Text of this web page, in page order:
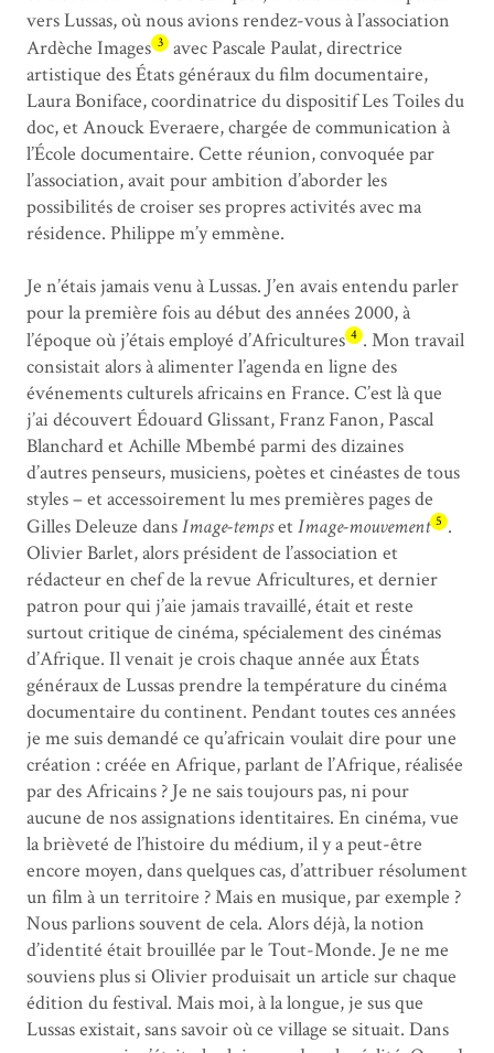
vers Lussas, où nous avions rendez-vous à l’association
Ardèche Images 3
avec Pascale Paulat, directrice
artistique des États généraux du film documentaire,
Laura Boniface, coordinatrice du dispositif Les Toiles du
doc, et Anouck Everaere, chargée de communication à
l’École documentaire. Cette réunion, convoquée par
l’association, avait pour ambition d’aborder les
possibilités de croiser ses propres activités avec ma
résidence. Philippe m’y emmène.
Je n’étais jamais venu à Lussas. J’en avais entendu parler
pour la première fois au début des années 2000, à
l’époque où j’étais employé d’Africultures 4 . Mon travail
consistait alors à alimenter l’agenda en ligne des
événements culturels africains en France. C’est là que
j’ai découvert Édouard Glissant, Franz Fanon, Pascal
Blanchard et Achille Mbembé parmi des dizaines
d’autres penseurs, musiciens, poètes et cinéastes de tous
styles – et accessoirement lu mes premières pages de
Gilles Deleuze dansImage-tempsetImage-mouvement 5 .
Olivier Barlet, alors président de l’association et
rédacteur en chef de la revue Africultures, et dernier
patron pour qui j’aie jamais travaillé, était et reste
surtout critique de cinéma, spécialement des cinémas
d’Afrique. Il venait je crois chaque année aux États
généraux de Lussas prendre la température du cinéma
documentaire du continent. Pendant toutes ces années
je me suis demandé ce qu’africain voulait dire pour une
création : créée en Afrique, parlant de l’Afrique, réalisée
par des Africains ? Je ne sais toujours pas, ni pour
aucune de nos assignations identitaires. En cinéma, vue
la brièveté de l’histoire du médium, il y a peut-être
encore moyen, dans quelques cas, d’attribuer résolument
un film à un territoire ? Mais en musique, par exemple ?
Nous parlions souvent de cela. Alors déjà, la notion
d’identité était brouillée par le Tout-Monde. Je ne me
souviens plus si Olivier produisait un article sur chaque
édition du festival. Mais moi, à la longue, je sus que
Lussas existait, sans savoir où ce village se situait. Dans